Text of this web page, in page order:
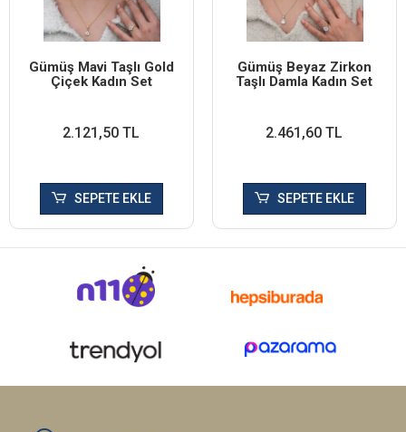
Gümüş Mavi Taşlı Gold
Çiçek Kadın Set
2.121,50 TL
SEPETE EKLE
Gümüş Beyaz Zirkon
Taşlı Damla Kadın Set
2.461,60 TL
SEPETE EKLE